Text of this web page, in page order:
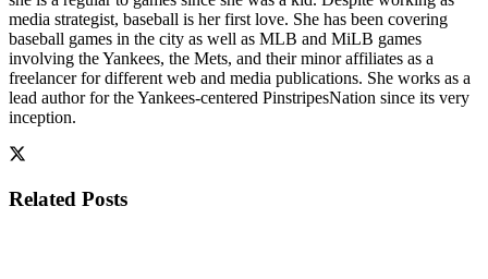
media strategist, baseball is her first love. She has been covering
baseball games in the city as well as MLB and MiLB games
involving the Yankees, the Mets, and their minor affiliates as a
freelancer for different web and media publications. She works as a
lead author for the Yankees-centered PinstripesNation since its very
inception.
Related Posts